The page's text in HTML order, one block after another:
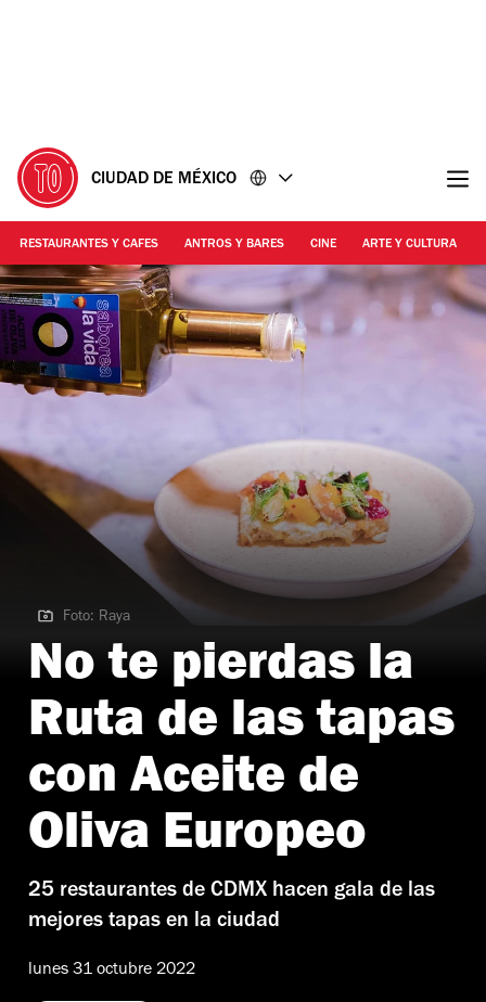
CIUDAD DE MÉXICO
RESTAURANTES Y CAFES ANTROS Y BARES CINE ARTE Y CULTURA
Foto: Raya
Foto: Raya
No te pierdas la
Ruta de las tapas
con Aceite de
Oliva Europeo
25 restaurantes de CDMX hacen gala de las
mejores tapas en la ciudad
lunes 31 octubre 2022